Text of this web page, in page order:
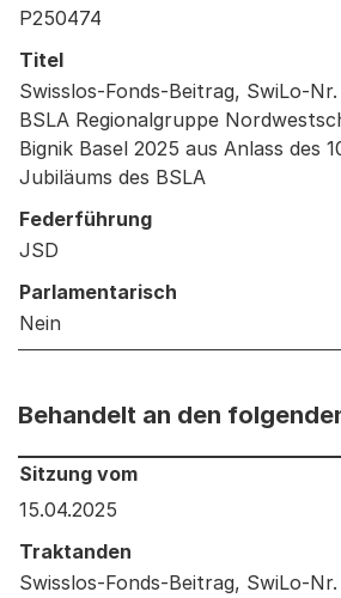
P250474
Titel
Swisslos-Fonds-Beitrag, SwiLo-Nr.
BSLA Regionalgruppe
Bignik Basel 2025 aus Anlass des
Jubiläums des BSLA
Federführung
JSD
Parlamentarisch
Nein
Behandelt an den
Behandelt an den folgenden
Sitzung vom
15.04.2025
Traktanden
Swisslos-Fonds-Beitrag, SwiLo-Nr.